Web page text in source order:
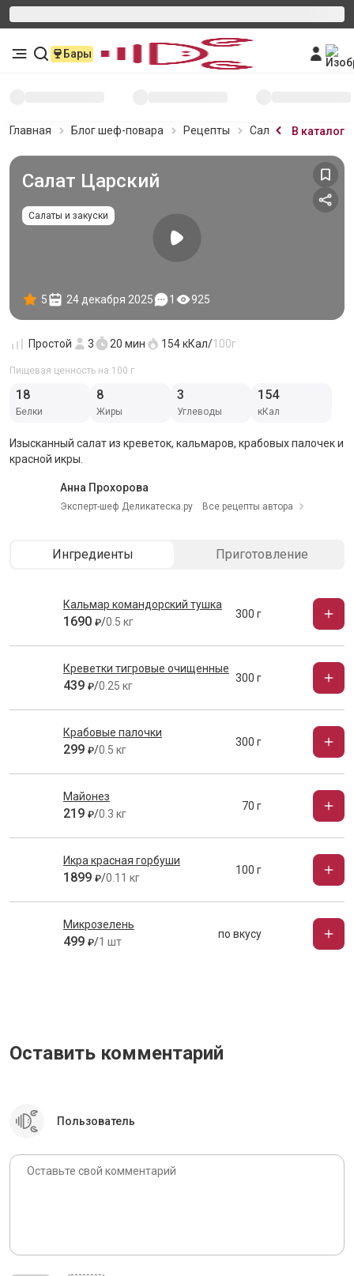
Бары
Главная Блог шеф-повара Рецепты Салат Царский
В каталог
Салат Царский
Салаты и закуски
5 24 декабря 2025 1 925
Простой 3 20 мин 154кКал/100г
Пищевая ценность на 100 г
18
Белки
8
Жиры
3
Углеводы
154
кКал
Изысканный салат из креветок, кальмаров, крабовых палочек и
красной икры.
Анна Прохорова
Эксперт-шеф Деликатеска.ру Все рецепты автора
Ингредиенты Приготовление
Кальмар командорский тушка
1690 ₽/0.5 кг
300 г
Креветки тигровые очищенные
439 ₽/0.25 кг
300 г
Крабовые палочки
299 ₽/0.5 кг
300 г
Майонез
219 ₽/0.3 кг
70 г
Икра красная горбуши
1899 ₽/0.11 кг
100 г
Микрозелень
499 ₽/1 шт
по вкусу
Оставить комментарий
Пользователь